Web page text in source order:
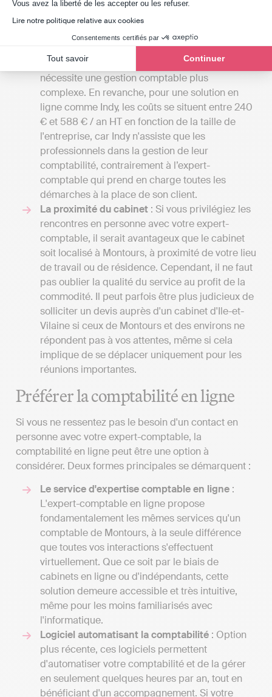
Vous avez la liberté de les accepter ou les refuser.
Lire notre politique relative aux cookies
Consentements certifiés par
Tout savoir Continuer
Comparez les tarifs: Les honoraires des
cabinets d'expertise comptable peuvent varier
de 50 euros par mois pour de petites missions
confiées à un comptable indépendant à
plusieurs milliers d'euros si votre entreprise
nécessite une gestion comptable plus
complexe. En revanche, pour une solution en
ligne comme Indy, les coûts se situent entre 240
€ et 588 € / an HT en fonction de la taille de
l'entreprise, car Indy n'assiste que les
professionnels dans la gestion de leur
comptabilité, contrairement à l’expert-
comptable qui prend en charge toutes les
démarches à la place de son client.
La proximité du cabinet : Si vous privilégiez les
rencontres en personne avec votre expert-
comptable, il serait avantageux que le cabinet
soit localisé à Montours, à proximité de votre lieu
de travail ou de résidence. Cependant, il ne faut
pas oublier la qualité du service au profit de la
commodité. Il peut parfois être plus judicieux de
solliciter un devis auprès d'un cabinet d'Ile-et-
Vilaine si ceux de Montours et des environs ne
répondent pas à vos attentes, même si cela
implique de se déplacer uniquement pour les
réunions importantes.
Préférer la comptabilité en ligne
Si vous ne ressentez pas le besoin d'un contact en
personne avec votre expert-comptable, la
comptabilité en ligne peut être une option à
considérer. Deux formes principales se démarquent :
Le service d'expertise comptable en ligne :
L'expert-comptable en ligne propose
fondamentalement les mêmes services qu'un
comptable de Montours, à la seule différence
que toutes vos interactions s'effectuent
virtuellement. Que ce soit par le biais de
cabinets en ligne ou d'indépendants, cette
solution demeure accessible et très intuitive,
même pour les moins familiarisés avec
l'informatique.
Logiciel automatisant la comptabilité : Option
plus récente, ces logiciels permettent
d'automatiser votre comptabilité et de la gérer
en seulement quelques heures par an, tout en
bénéficiant d'un accompagnement. Si votre